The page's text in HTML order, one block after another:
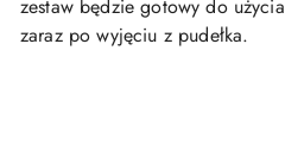
zestaw będzie gotowy do użycia
zaraz po wyjęciu z pudełka.